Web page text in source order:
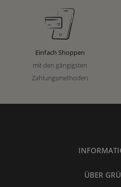
Einfach Shoppen
mit den gängigsten
Zahlungsmethoden
ÜBER